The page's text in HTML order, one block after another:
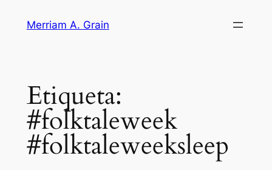
Merriam A. Grain
Etiqueta:
#folktaleweek
#folktaleweeksleep